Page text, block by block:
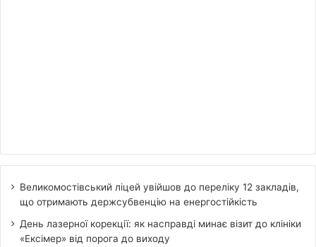
Великомостівський ліцей увійшов до переліку 12 закладів,
що отримають держсубвенцію на енергостійкість
День лазерної корекції: як насправді минає візит до клініки
«Ексімер» від порога до виходу